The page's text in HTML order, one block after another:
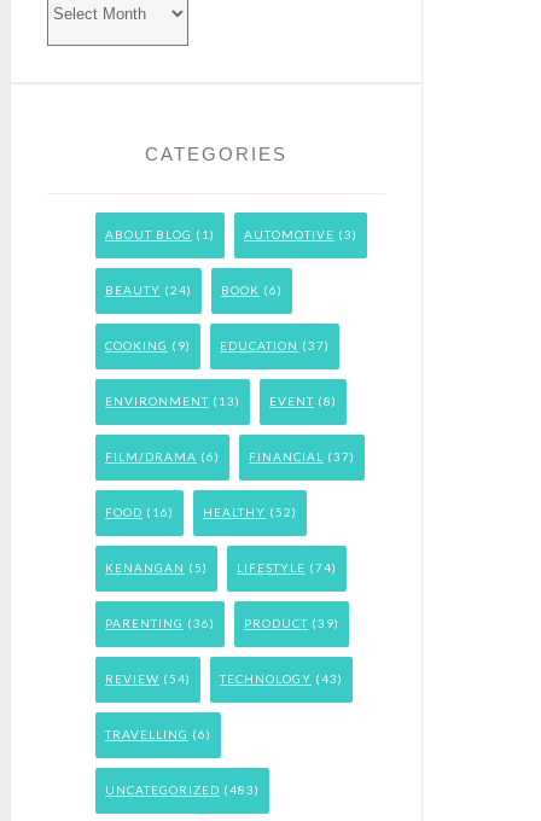
CATEGORIES
ABOUT BLOG (1) AUTOMOTIVE (3)
BEAUTY (24) BOOK (6)
COOKING (9) EDUCATION (37)
ENVIRONMENT (13) EVENT (8)
FILM/DRAMA (6) FINANCIAL (37)
FOOD (16) HEALTHY (52)
KENANGAN (5) LIFESTYLE (74)
PARENTING (36) PRODUCT (39)
REVIEW (54) TECHNOLOGY (43)
TRAVELLING (6)
UNCATEGORIZED (483)